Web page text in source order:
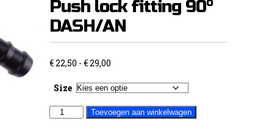
Push lock fitting 90°
DASH/AN
€22,50 - €29,00Prijsklasse:
tot
€ 29,00
Size
Push
Toevoegen aan winkelwagen